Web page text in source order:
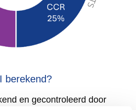
berekend?
en gecontroleerd door